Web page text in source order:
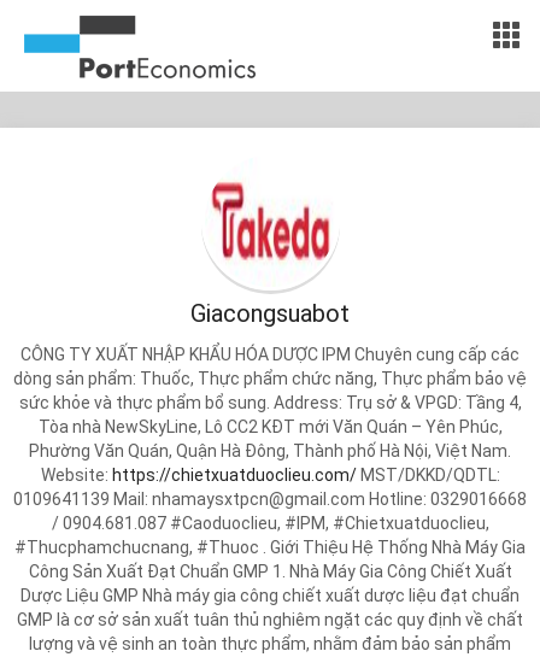
Giacongsuabot
CÔNG TY XUẤT NHẬP KHẨU HÓA DƯỢC IPM Chuyên cung cấp các
dòng sản phẩm: Thuốc, Thực phẩm chức năng, Thực phẩm bảo vệ
sức khỏe và thực phẩm bổ sung. Address: Trụ sở & VPGD: Tầng 4,
Tòa nhà NewSkyLine, Lô CC2 KĐT mới Văn Quán – Yên Phúc,
Phường Văn Quán, Quận Hà Đông, Thành phố Hà Nội, Việt Nam.
Website: https://chietxuatduoclieu.com/MST/DKKD/QDTL:
0109641139 Mail: nhamaysxtpcn@gmail.com Hotline: 0329016668
/ 0904.681.087 #Caoduoclieu, #IPM, #Chietxuatduoclieu,
#Thucphamchucnang, #Thuoc . Giới Thiệu Hệ Thống Nhà Máy Gia
Công Sản Xuất Đạt Chuẩn GMP 1. Nhà Máy Gia Công Chiết Xuất
Dược Liệu GMP Nhà máy gia công chiết xuất dược liệu đạt chuẩn
GMP là cơ sở sản xuất tuân thủ nghiêm ngặt các quy định về chất
lượng và vệ sinh an toàn thực phẩm, nhằm đảm bảo sản phẩm